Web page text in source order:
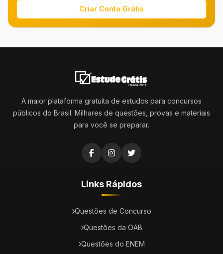
Criar Conta Grátis
A maior plataforma gratuita de estudos para concursos
públicos do Brasil. Milhares de questões, provas e materiais
para você se preparar.
Links Rápidos
Questões de Concurso
Questões da OAB
Questões do ENEM